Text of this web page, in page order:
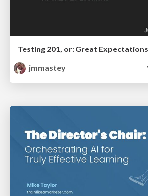
Testing 201, or: Great Expectations
jmmastey